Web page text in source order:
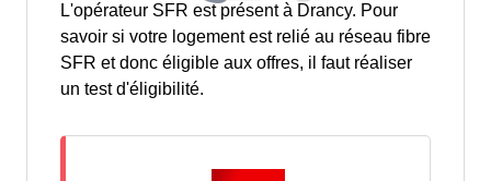
L'opérateur SFR est présent à Drancy. Pour
savoir si votre logement est relié au réseau fibre
SFR et donc éligible aux offres, il faut réaliser
un test d'éligibilité.